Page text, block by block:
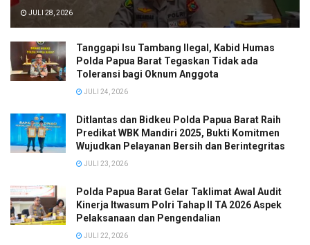
JULI 28, 2026
Tanggapi Isu Tambang Ilegal, Kabid Humas
Polda Papua Barat Tegaskan Tidak ada
Toleransi bagi Oknum Anggota
JULI 24, 2026
Ditlantas dan Bidkeu Polda Papua Barat Raih
Predikat WBK Mandiri 2025, Bukti Komitmen
Wujudkan Pelayanan Bersih dan Berintegritas
JULI 23, 2026
Polda Papua Barat Gelar Taklimat Awal Audit
Kinerja Itwasum Polri Tahap II TA 2026 Aspek
Pelaksanaan dan Pengendalian
JULI 22, 2026